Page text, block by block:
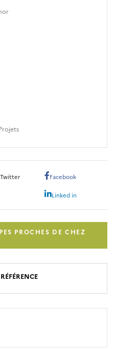
Twitter Facebook
Linked in
PROCHES DE CHEZ